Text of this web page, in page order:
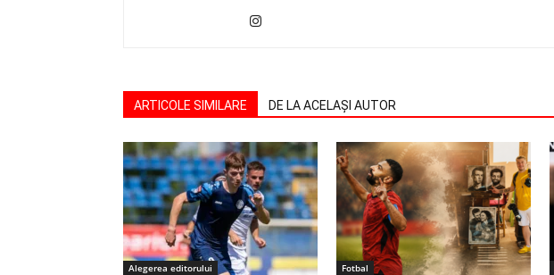
ARTICOLE SIMILARE DE LA ACELAȘI AUTOR
Alegerea editorului Fotbal